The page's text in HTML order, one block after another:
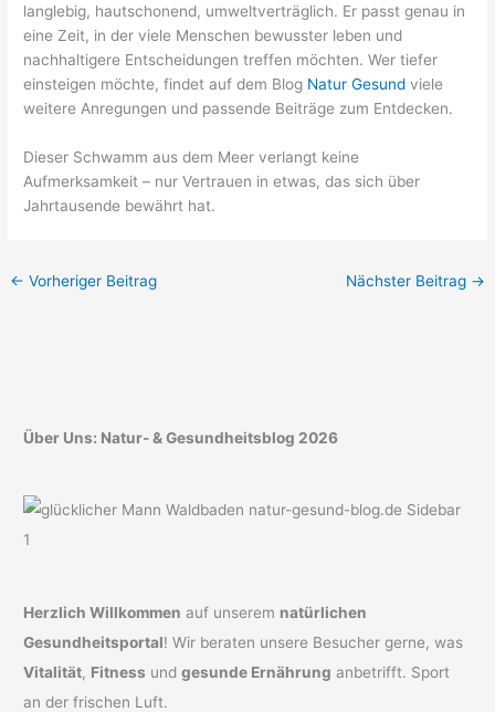
langlebig, hautschonend, umweltverträglich. Er passt genau in
eine Zeit, in der viele Menschen bewusster leben und
nachhaltigere Entscheidungen treffen möchten. Wer tiefer
einsteigen möchte, findet auf dem Blog Natur Gesund viele
weitere Anregungen und passende Beiträge zum Entdecken.
Dieser Schwamm aus dem Meer verlangt keine
Aufmerksamkeit – nur Vertrauen in etwas, das sich über
Jahrtausende bewährt hat.
← Vorheriger Beitrag Nächster Beitrag →
Über Uns: Natur- & Gesundheitsblog 2026
Herzlich Willkommen auf unserem natürlichen
Gesundheitsportal! Wir beraten unsere Besucher gerne, was
Vitalität, Fitness undgesunde Ernährung anbetrifft. Sport
an der frischen Luft.